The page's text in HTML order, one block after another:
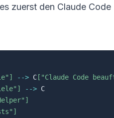
zuerst den Claude Code
--> C ["Claude Code
--> C